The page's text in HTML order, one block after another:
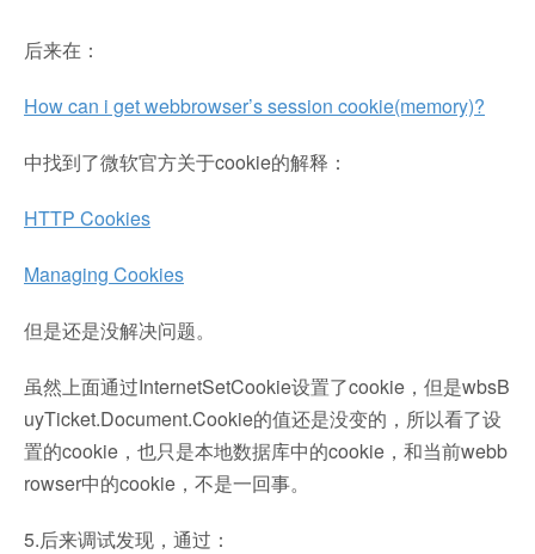
后来在：
How can i get webbrowser’s session cookie(memory)?
中找到了微软官方关于cookie的解释：
HTTP Cookies
Managing Cookies
但是还是没解决问题。
虽然上面通过InternetSetCookie设置了cookie，但是wbsB
uyTicket.Document.Cookie的值还是没变的，所以看了设
置的cookie，也只是本地数据库中的cookie，和当前webb
rowser中的cookie，不是一回事。
5.后来调试发现，通过：